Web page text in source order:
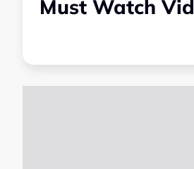
Must Watch